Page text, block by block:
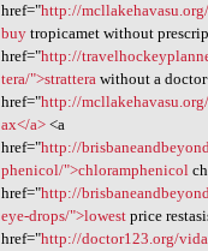
href="http://
buytropicamet without
href="http://
tera/">stratterawithout a
href="http://
ax</a><a
href="http://
phenicol/">chloramphenicol
href="http://
eye-drops/">lowestprice
href="http://doctor123.org/